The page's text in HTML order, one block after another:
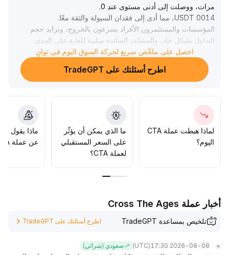
مرات، ووصلت إلى أدنى مستوى عند 0
.
0014 USDT، مما أدى إلى فقدان السيولة والثقة معًا
.
المؤسسات والمستثمرون الأفراد يسرعون بالخروج، وتزايد حجم
التداول بشكل حاد، والمشاعر السائدة سلبية للغاية على المدى
القصير، ولا يوجد دعم فني فعال، إذ يتعثر الارتداد في النطاق 0
0013~0
0016
القصير، ما لم تعاود البورصة فتح التداول، ويظل تدخل رأس المال
محفوفًا بمخاطر عالية
احصل على ملخّص سريع لحركة السوق اليوم في ثوانٍ
اطرح أسئلتك على TradeGPT
لماذا هبطت عملة CTA
اليوم؟
ما الذي يمكن أن يؤثّر
على السعر المستقبلي
لعملة CTA؟
ماذا يقول
عن عملة CTA؟
أخبار عملة Cross The Ages
تلخيص بمساعدة TradeGPT اطرح أسئلتك على TradeGPT
2026-08-08 17:30
(UTC) صعودي (شرائي)